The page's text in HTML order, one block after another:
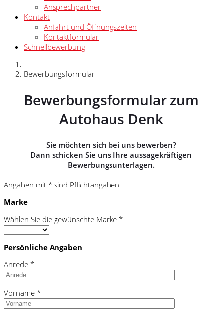
Ansprechpartner
Kontakt
Anfahrt und Öffnungszeiten
Kontaktformular
Schnellbewerbung
Bewerbungsformular
Bewerbungsformular zum
Autohaus Denk
Sie möchten sich bei uns bewerben?
Dann schicken Sie uns Ihre aussagekräftigen
Bewerbungsunterlagen.
Angaben mit * sind Pflichtangaben.
Marke
Wählen Sie die gewünschte Marke *
Persönliche Angaben
Anrede *
Vorname *